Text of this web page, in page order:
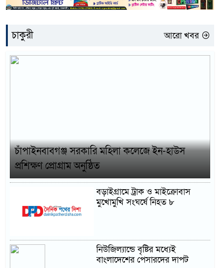
চাকুরী আরো খবর
চাঁপাইনবাবগঞ্জ সরকারি মহিলা কলেজে ইন-হাউস
প্রশিক্ষণ প্রোগ্রাম অনুষ্ঠিত
বড়াইগ্রামে ট্রাক ও মাইক্রোবাস
মুখোমুখি সংঘর্ষে নিহত ৮
নিউজিল্যান্ডে বৃষ্টির মধ্যেই
বাংলাদেশের পেসারদের দাপট